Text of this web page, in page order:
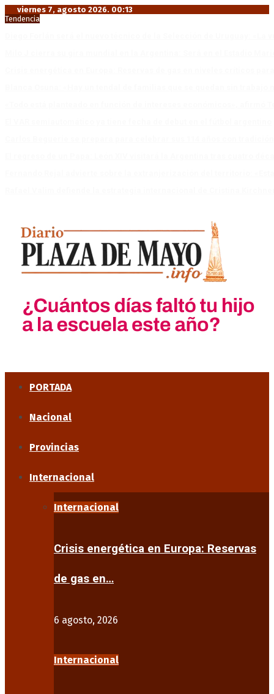
viernes 7, agosto 2026. 00:13
Tendencia
PORTADA
Nacional
Provincias
Internacional
Internacional
Crisis energética en Europa: Reservas
de gas en…
6 agosto, 2026
Internacional